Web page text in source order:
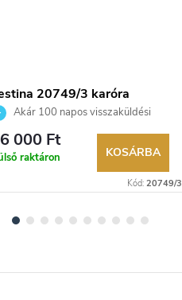
20749/3 karóra
Akár 100 napos visszaküldési
Hivatalos márkakereskedő.
000 Ft
raktáron KOSÁRBA
Kód: 20749/3